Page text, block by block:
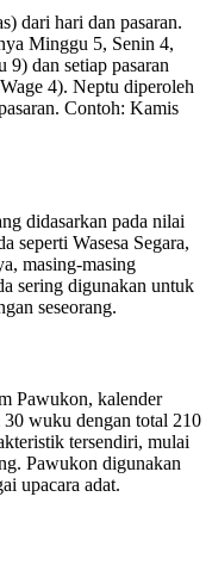
dari hari dan pasaran.
Minggu 5, Senin 4,
9) dan setiap pasaran
4). Neptu diperoleh
Contoh: Kamis
didasarkan pada nilai
seperti Wasesa Segara,
masing-masing
sering digunakan untuk
seseorang.
Pawukon, kalender
wuku dengan total 210
tersendiri, mulai
Pawukon digunakan
upacara adat.